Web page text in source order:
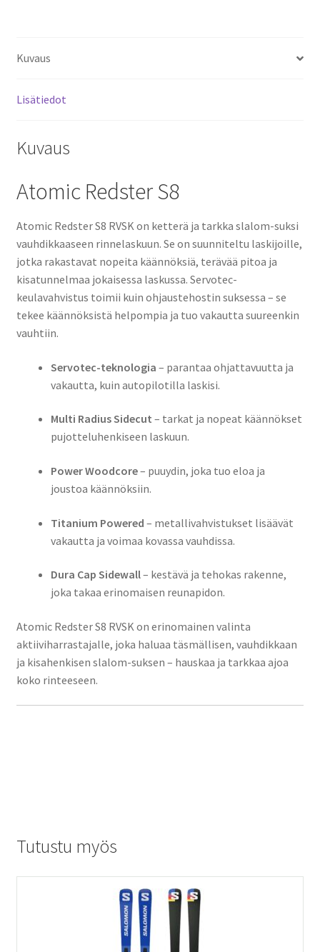
Kuvaus
Lisätiedot
Kuvaus
Atomic Redster S8
Atomic Redster S8 RVSK on ketterä ja tarkka slalom-suksi
vauhdikkaaseen rinnelaskuun. Se on suunniteltu laskijoille,
jotka rakastavat nopeita käännöksiä, terävää pitoa ja
kisatunnelmaa jokaisessa laskussa. Servotec-
keulavahvistus toimii kuin ohjaustehostin suksessa – se
tekee käännöksistä helpompia ja tuo vakautta suureenkin
vauhtiin.
Servotec-teknologia – parantaa ohjattavuutta ja
vakautta, kuin autopilotilla laskisi.
Multi Radius Sidecut – tarkat ja nopeat käännökset
pujotteluhenkiseen laskuun.
Power Woodcore– puuydin, joka tuo eloa ja
joustoa käännöksiin.
Titanium Powered – metallivahvistukset lisäävät
vakautta ja voimaa kovassa vauhdissa.
Dura Cap Sidewall– kestävä ja tehokas rakenne,
joka takaa erinomaisen reunapidon.
Atomic Redster S8 RVSK on erinomainen valinta
aktiiviharrastajalle, joka haluaa täsmällisen, vauhdikkaan
ja kisahenkisen slalom-suksen – hauskaa ja tarkkaa ajoa
koko rinteeseen.
Tutustu myös